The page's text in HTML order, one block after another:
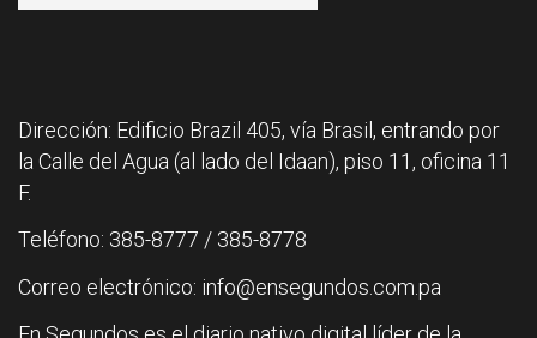
Dirección: Edificio Brazil 405, vía Brasil, entrando por
la Calle del Agua (al lado del Idaan), piso 11, oficina 11
F.
Teléfono: 385-8777 / 385-8778
Correo electrónico: info@ensegundos.com.pa